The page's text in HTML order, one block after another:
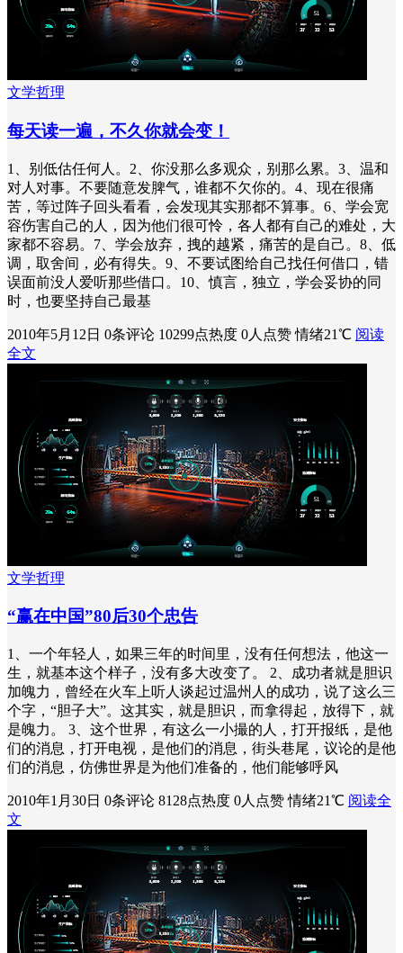
文学哲理
每天读一遍，不久你就会变！
1、别低估任何人。2、你没那么多观众，别那么累。3、温和
对人对事。不要随意发脾气，谁都不欠你的。4、现在很痛
苦，等过阵子回头看看，会发现其实那都不算事。6、学会宽
容伤害自己的人，因为他们很可怜，各人都有自己的难处，大
家都不容易。7、学会放弃，拽的越紧，痛苦的是自己。8、低
调，取舍间，必有得失。9、不要试图给自己找任何借口，错
误面前没人爱听那些借口。10、慎言，独立，学会妥协的同
时，也要坚持自己最基
2010年5月12日 0条评论 10299点热度 0人点赞 情绪21℃ 阅读
全文
文学哲理
“赢在中国”80后30个忠告
1、一个年轻人，如果三年的时间里，没有任何想法，他这一
生，就基本这个样子，没有多大改变了。 2、成功者就是胆识
加魄力，曾经在火车上听人谈起过温州人的成功，说了这么三
个字，“胆子大”。这其实，就是胆识，而拿得起，放得下，就
是魄力。 3、这个世界，有这么一小撮的人，打开报纸，是他
们的消息，打开电视，是他们的消息，街头巷尾，议论的是他
们的消息，仿佛世界是为他们准备的，他们能够呼风
2010年1月30日 0条评论 8128点热度 0人点赞 情绪21℃ 阅读全
文